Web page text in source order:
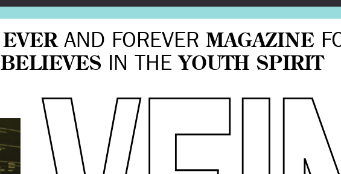
EVERAND FOREVER MAGAZINE
BELIEVES IN THE YOUTH SPIRIT